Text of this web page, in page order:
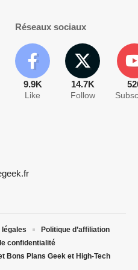
Réseaux sociaux
9.9K
Like
14.7K
Follow
légales
Politique d’affiliation
confidentialité
Bons Plans Geek et High-Tech